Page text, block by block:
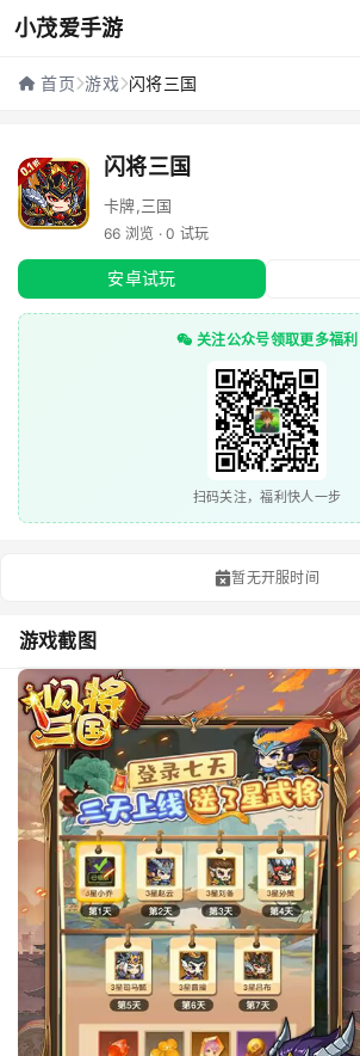
小茂爱手游
闪将三国 - 小茂爱手游
首页 游戏 闪将三国
闪将三国
卡牌,三国
66 浏览 · 0 试玩
安卓试玩
关注公众号领取更多福利
扫码关注，福利快人一步
暂无开服时间
游戏截图